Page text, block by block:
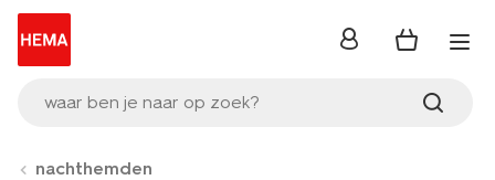
waar ben je naar op zoek?
inloggen
nachthemden